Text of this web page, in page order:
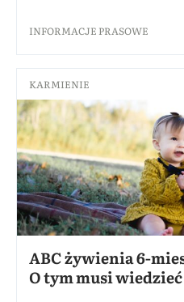
INFORMACJE PRASOWE
KARMIENIE
ABC żywienia 6-
O tym musi